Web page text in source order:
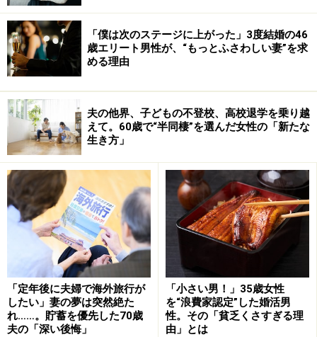
何かおかしいと思っていたリナさん、つい先日、夫がお
むつを替えているとき、ぶつぶつと独り言を言っている
のを聞いてしまった。夫はリナさんがいないと思ってい
たようだ。
「キミはいいよね、いつだってママが駆けつけてくれて
甘やかしてくれて。オレだってママのこと、大好きなん
だよ。だけど最近、ママ、冷たいんだよね……そんなこと
をつぶやきながらおむつを替えているわけです。もうお
かしくてたまらなかった。だけどその後、あの言葉は夫
の本音なのかもしれないなと思ったんです」
「僕は次のステージに上がった」3度結婚の46
歳エリート男性が、“もっとふさわしい妻”を求
める理由
夫の他界、子どもの不登校、高校退学を乗り越
えて。60歳で“半同棲”を選んだ女性の「新たな
生き方」
「定年後に夫婦で海外旅行が
したい」妻の夢は突然絶た
れ……。貯蓄を優先した70歳
夫の「深い後悔」
「小さい男！」35歳女性
を“浪費家認定”した婚活男
性。その「貧乏くさすぎる理
由」とは